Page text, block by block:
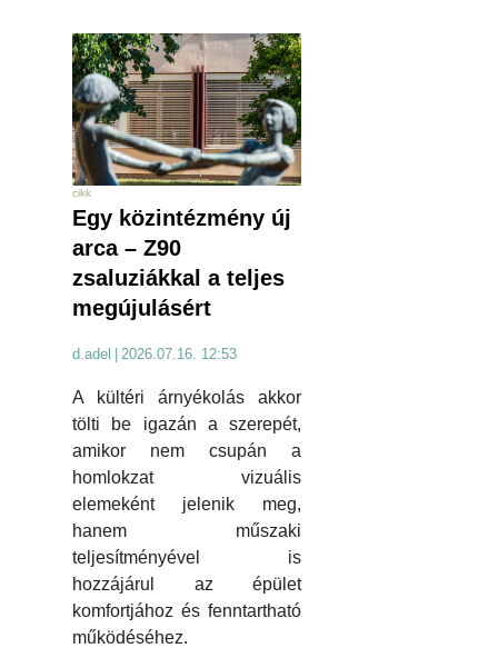
cikk
Egy közintézmény új
arca – Z90
zsaluziákkal a teljes
megújulásért
d.adel 2026.07.16. 12:53
A kültéri árnyékolás akkor
tölti be igazán a szerepét,
amikor nem csupán a
homlokzat vizuális
elemeként jelenik meg,
hanem műszaki
teljesítményével is
hozzájárul az épület
komfortjához és fenntartható
működéséhez.